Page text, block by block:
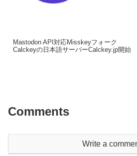
Mastodon API対応Misskeyフォーク
Calckeyの日本語サーバーCalckey.jp開始
Comments
Write a